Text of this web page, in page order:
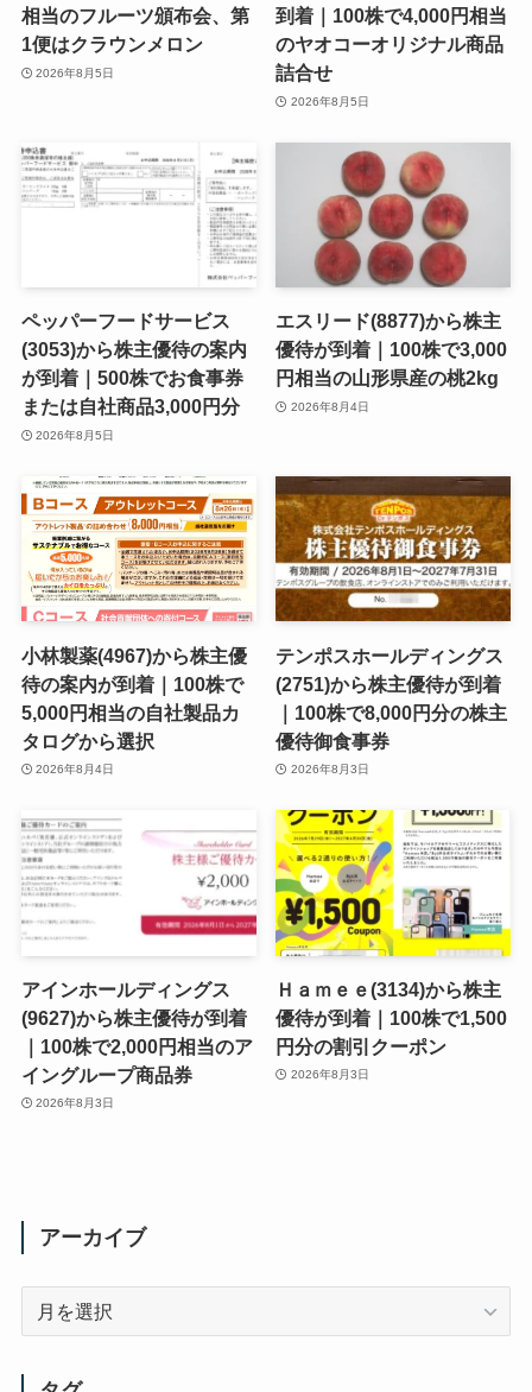
相当のフルーツ頒布会、第
1便はクラウンメロン
2026年8月5日
到着｜100株で4,000円相当
のヤオコーオリジナル商品
詰合せ
2026年8月5日
ペッパーフードサービス
(3053)から株主優待の案内
が到着｜500株でお食事券
または自社商品3,000円分
2026年8月5日
エスリード(8877)から株主
優待が到着｜100株で3,000
円相当の山形県産の桃2kg
2026年8月4日
小林製薬(4967)から株主優
待の案内が到着｜100株で
5,000円相当の自社製品カ
タログから選択
2026年8月4日
テンポスホールディングス
(2751)から株主優待が到着
｜100株で8,000円分の株主
優待御食事券
2026年8月3日
アインホールディングス
(9627)から株主優待が到着
｜100株で2,000円相当のア
イングループ商品券
2026年8月3日
Ｈａｍｅｅ(3134)から株主
優待が到着｜100株で1,500
円分の割引クーポン
2026年8月3日
アーカイブ